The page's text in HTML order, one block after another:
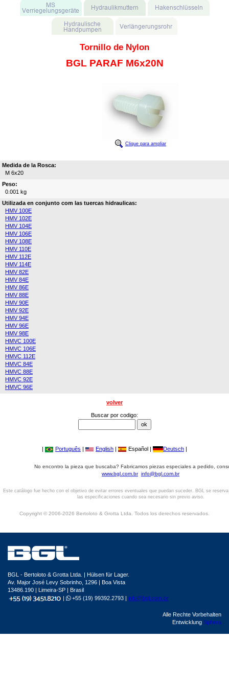
Tornillo de Nylon
BGL PARAF M6x20N
Clique para ampliar
Medida de la Rosca:
M 6x20
Peso:
0.001 kg
Utilizada en conjunto com las tuercas hidraulicas:
HMV 100E
HMV 102E
HMV 104E
HMV 106E
HMV 108E
HMV 110E
HMV 112E
HMV 114E
HMV 82E
HMV 84E
HMV 86E
HMV 88E
HMV 90E
HMV 92E
HMV 94E
HMV 96E
HMV 98E
HMVC 100E
HMVC 106E
HMVC 112E
HMVC 84E
HMVC 88E
HMVC 92E
HMVC 96E
volver
Buscar por codigo:
| Português | English | Español | Deutsch |
No encontro la pieza que buscaba? Fabricamos piezas especiales a pedido,
www.bgl.com.br info@bgl.com.br
Este catálogo fue hecho con el objetivo de evitar errores eventuales que puedan suceder. BGL se
las especificaciones cuando sea necesario sin previo aviso.
Copyright © 2006-2026 Bertoloto & Grotta Ltda. Todos los derechos reservados.
BGL - Bertoloto & Grotta Ltda. | Hülsen für Lager.
Av. Major José Levy Sobrinho, 1296 | Boa Vista
13486.190 | Limeira-SP | Brasil
|
+55 (19) 99392.2793 | info@bgl.com.br
Alle Rechte Vorbehalten
Entwicklung Sphera